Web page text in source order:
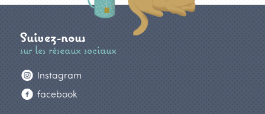
Suivez-nous
sur les réseaux sociaux
Instagram
facebook